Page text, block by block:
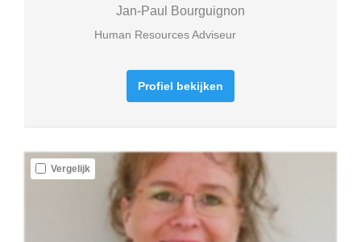
Jan-Paul Bourguignon
Human Resources Adviseur
Profiel bekijken
Vergelijk